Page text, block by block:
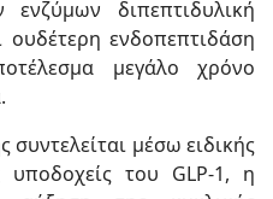
διπεπτιδυλική
ουδέτερη ενδοπεπτιδάση
μεγάλο χρόνο
μέσω ειδικής
υποδοχείς του GLP-1, η